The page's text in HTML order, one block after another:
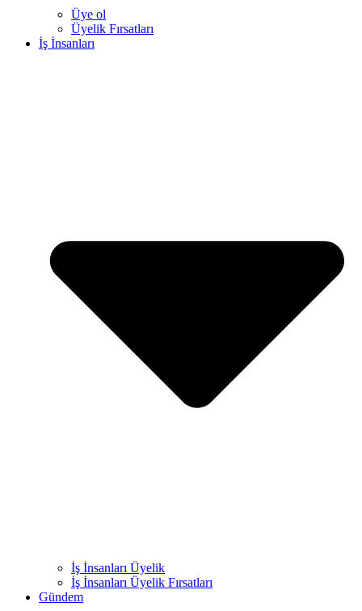
Üye ol
Üyelik Fırsatları
İş İnsanları
İş İnsanları Üyelik
İş İnsanları Üyelik Fırsatları
Gündem